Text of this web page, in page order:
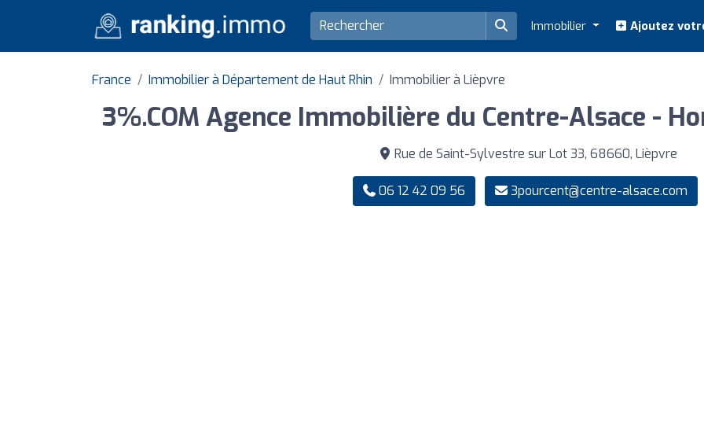
Immobilier Ajoutez
France Immobilier à Département de Haut Rhin Immobilier à Lièpvre
3%.COM Agence Immobilière du Centre-Alsace -
Rue de Saint-Sylvestre sur Lot 33, 68660, Lièpvre
06 12 42 09 56 3pourcent@centre-alsace.com